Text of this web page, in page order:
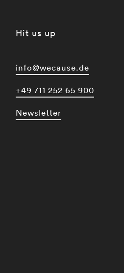
Hit us up
info@wecause.de
+49 711 252 65 900
Newsletter